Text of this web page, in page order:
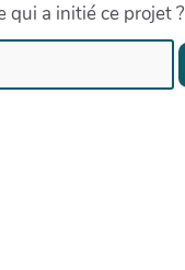
qui a initié ce projet ?